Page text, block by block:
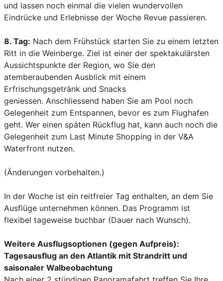
und lassen noch einmal die vielen wundervollen
Eindrücke und Erlebnisse der Woche Revue passieren.
8. Tag: Nach dem Frühstück starten Sie zu einem letzten
Ritt in die Weinberge. Ziel ist einer der spektakulärsten
Aussichtspunkte der Region, wo Sie den
atemberaubenden Ausblick mit einem
Erfrischungsgetränk und Snacks
geniessen. Anschliessend haben Sie am Pool noch
Gelegenheit zum Entspannen, bevor es zum Flughafen
geht. Wer einen späten Rückflug hat, kann auch noch die
Gelegenheit zum Last Minute Shopping in der V&A
Waterfront nutzen.
(Änderungen vorbehalten.)
In der Woche ist ein reitfreier Tag enthalten, an dem Sie
Ausflüge unternehmen können. Das Programm ist
flexibel tageweise buchbar (Dauer nach Wunsch).
Weitere Ausflugsoptionen (gegen Aufpreis):
Tagesausflug an den Atlantik mit Strandritt und
saisonaler Walbeobachtung